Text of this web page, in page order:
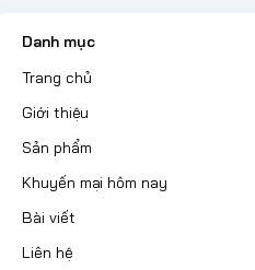
Danh mục
Trang chủ
Giới thiệu
Sản phẩm
Khuyến mại hôm nay
Bài viết
Liên hệ